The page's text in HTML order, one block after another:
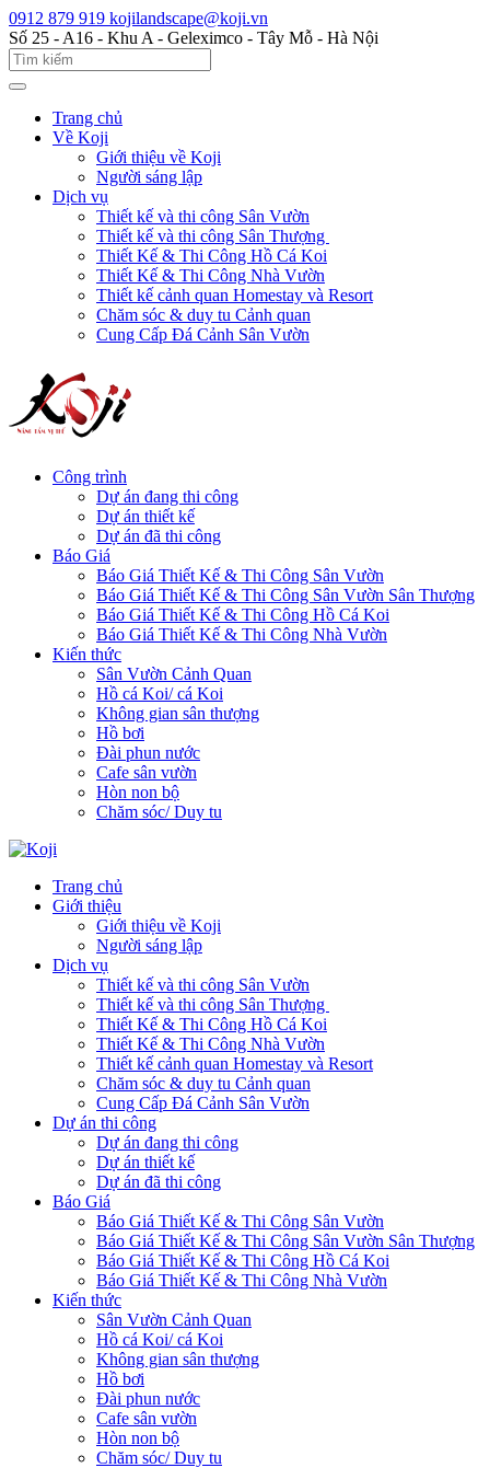
0912 879 919 kojilandscape@koji.vn
Số 25 - A16 - Khu A - Geleximco - Tây Mỗ - Hà Nội
Trang chủ
Về Koji
Giới thiệu về Koji
Người sáng lập
Dịch vụ
Thiết kế và thi công Sân Vườn
Thiết kế và thi công Sân Thượng
Thiết Kế & Thi Công Hồ Cá Koi
Thiết Kế & Thi Công Nhà Vườn
Thiết kế cảnh quan Homestay và Resort
Chăm sóc & duy tu Cảnh quan
Cung Cấp Đá Cảnh Sân Vườn
Công trình
Dự án đang thi công
Dự án thiết kế
Dự án đã thi công
Báo Giá
Báo Giá Thiết Kế & Thi Công Sân Vườn
Báo Giá Thiết Kế & Thi Công Sân Vườn Sân Thượng
Báo Giá Thiết Kế & Thi Công Hồ Cá Koi
Báo Giá Thiết Kế & Thi Công Nhà Vườn
Kiến thức
Sân Vườn Cảnh Quan
Hồ cá Koi/ cá Koi
Không gian sân thượng
Hồ bơi
Đài phun nước
Cafe sân vườn
Hòn non bộ
Chăm sóc/ Duy tu
Trang chủ
Giới thiệu
Giới thiệu về Koji
Người sáng lập
Dịch vụ
Thiết kế và thi công Sân Vườn
Thiết kế và thi công Sân Thượng
Thiết Kế & Thi Công Hồ Cá Koi
Thiết Kế & Thi Công Nhà Vườn
Thiết kế cảnh quan Homestay và Resort
Chăm sóc & duy tu Cảnh quan
Cung Cấp Đá Cảnh Sân Vườn
Dự án thi công
Dự án đang thi công
Dự án thiết kế
Dự án đã thi công
Báo Giá
Báo Giá Thiết Kế & Thi Công Sân Vườn
Báo Giá Thiết Kế & Thi Công Sân Vườn Sân Thượng
Báo Giá Thiết Kế & Thi Công Hồ Cá Koi
Báo Giá Thiết Kế & Thi Công Nhà Vườn
Kiến thức
Sân Vườn Cảnh Quan
Hồ cá Koi/ cá Koi
Không gian sân thượng
Hồ bơi
Đài phun nước
Cafe sân vườn
Hòn non bộ
Chăm sóc/ Duy tu